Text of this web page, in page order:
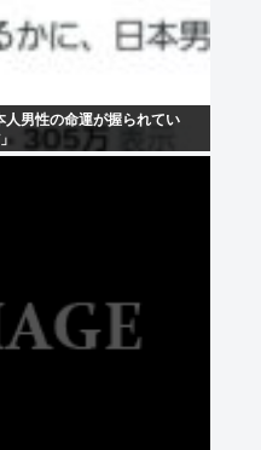
男性の命運が握られてい